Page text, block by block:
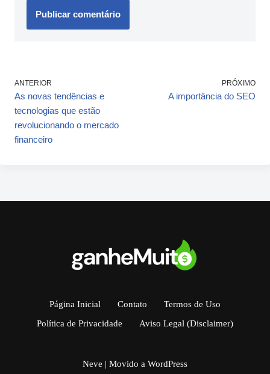
ANTERIOR
As novas tendências e
tecnologias que estão
revolucionando o mercado
financeiro
PRÓXIMO
A importância do SEO
Página Inicial Contato
Termos de Uso
Política de Privacidade
Aviso Legal (Disclaimer)
Neve | Movido a WordPress